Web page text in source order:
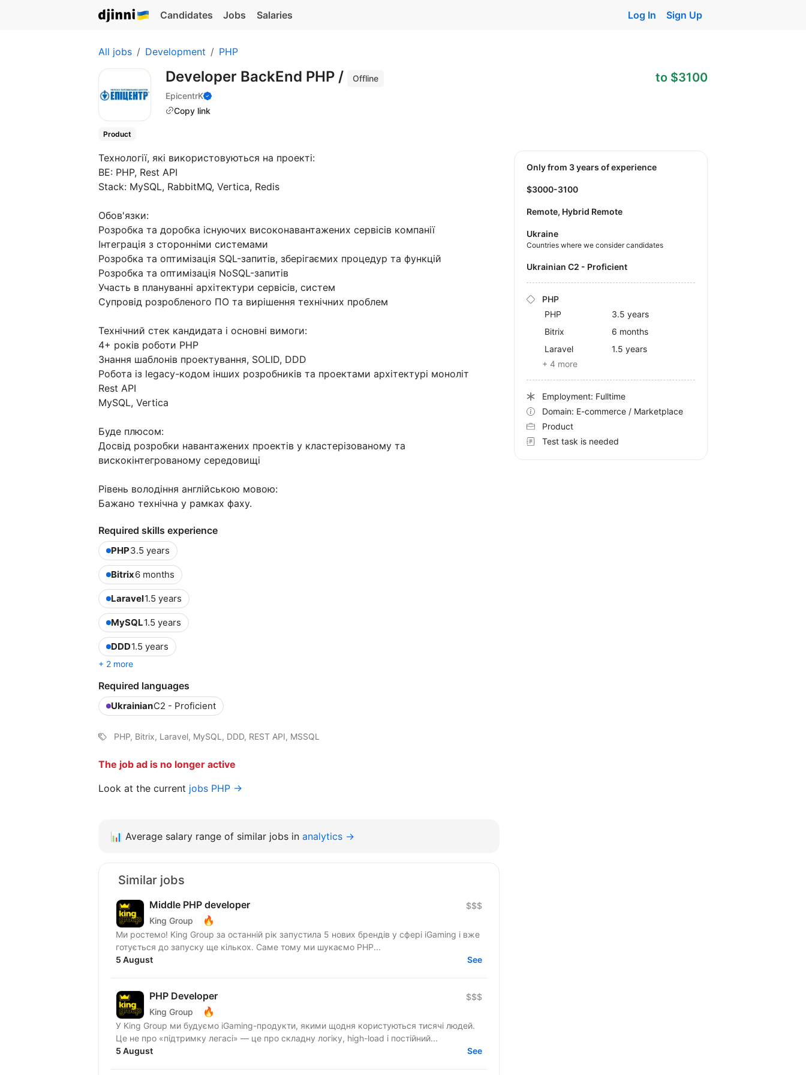
Candidates Jobs Salaries Log In Sign Up
All jobs Development PHP
Developer BackEnd PHP /
Offline
EpicentrK
Copy link
to $3100
Product
Технології, які використовуються на проекті:
BE: PHP, Rest API
Stack: MySQL, RabbitMQ, Vertica, Redis
Обов'язки:
Розробка та доробка існуючих високонавантажених сервісів компанії
Інтеграція з сторонніми системами
Розробка та оптимізація SQL-запитів, зберігаємих процедур та функцій
Розробка та оптимізація NoSQL-запитів
Участь в плануванні архітектури сервісів, систем
Супровід розробленого ПО та вирішення технічних проблем
Технічний стек кандидата і основні вимоги:
4+ років роботи PHP
Знання шаблонів проектування, SOLID, DDD
Робота із legacy-кодом інших розробників та проектами архітектурі моноліт
Rest API
MySQL, Vertica
Буде плюсом:
Досвід розробки навантажених проектів у кластерізованому та
вискокінтегрованому середовищі
Рівень володіння англійською мовою:
Бажано технічна у рамках фаху.
Required skills experience
PHP3.5 years
Bitrix6 months
Laravel1.5 years
MySQL1.5 years
DDD1.5 years
+ 2 more
Required languages
UkrainianC2 - Proficient
PHP, Bitrix, Laravel, MySQL, DDD, REST API, MSSQL
The job ad is no longer active
Look at the current jobs PHP →
Only from 3 years of experience
$3000-3100
Remote, Hybrid Remote
Ukraine
Countries where we consider candidates
Ukrainian C2 - Proficient
PHP
PHP
3.5 years
Bitrix
6 months
Laravel
1.5 years
+ 4 more
Employment: Fulltime
Domain: E-commerce / Marketplace
Product
Test task is needed
📊 Average salary range of similar jobs in analytics →
Similar jobs
Middle PHP developer
King Group 🔥
$$$
Ми ростемо! King Group за останній рік запустила 5 нових брендів у сфері iGaming і вже
готується до запуску ще кількох. Саме тому ми шукаємо PHP...
5 August
See
PHP Developer
King Group 🔥
$$$
У King Group ми будуємо iGaming-продукти, якими щодня користуються тисячі людей.
Це не про «підтримку легасі» — це про складну логіку, high-load і постійний...
5 August
See